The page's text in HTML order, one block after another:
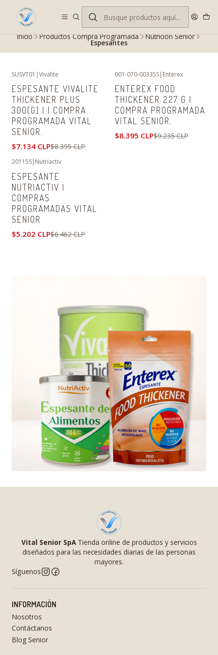
Despacho gratis en RM desde $100.000. Revisa las condiciones.
Inicio Productos Compra Programada Nutrición Senior
Espesantes
SUSVT01 |Vivalite
ESPESANTE VIVALITE
THICKENER PLUS
300[G] | | COMPRA
PROGRAMADA VITAL
SENIOR.
$7.134 CLP$8.395 CLP
001-070-00335S| Enterex
ENTEREX FOOD
THICKENER 227 G |
COMPRA PROGRAMADA
VITAL SENIOR.
$8.395 CLP$9.235 CLP
20115S| Nutriactiv
ESPESANTE
NUTRIACTIV |
COMPRAS
PROGRAMADAS VITAL
SENIOR
$5.202 CLP$6.462 CLP
Vital Senior SpATienda online de productos y servicios
diseñados para las necesidades diarias de las personas
mayores.
Síguenos
INFORMACIÓN
Nosotros
Contáctanos
Blog Senior